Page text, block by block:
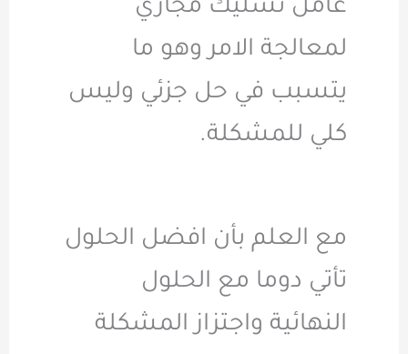
عامل تسليك مجاري
لمعالجة الامر وهو ما
يتسبب في حل جزئي وليس
كلي للمشكلة.
مع العلم بأن افضل الحلول
تأتي دوما مع الحلول
النهائية واجتزاز المشكلة